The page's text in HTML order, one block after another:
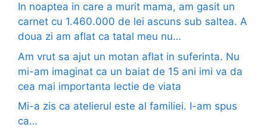
In noaptea in care a murit mama, am gasit un
carnet cu 1.460.000 de lei ascuns sub saltea. A
doua zi am aflat ca tatal meu nu…
Am vrut sa ajut un motan aflat in suferinta. Nu
mi-am imaginat ca un baiat de 15 ani imi va da
cea mai importanta lectie de viata
Mi-a zis ca atelierul este al familiei. I-am spus
ca…